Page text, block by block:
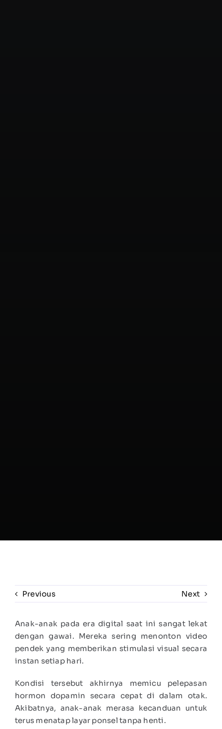
Previous Next
Anak-anak pada era digital saat ini sangat lekat
dengan gawai. Mereka sering menonton video
pendek yang memberikan stimulasi visual secara
instan setiap hari.
Kondisi tersebut akhirnya memicu pelepasan
hormon dopamin secara cepat di dalam otak.
Akibatnya, anak-anak merasa kecanduan untuk
terus menatap layar ponsel tanpa henti.